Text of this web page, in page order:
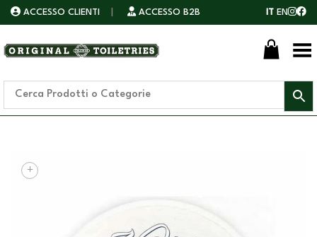
ACCESSO CLIENTI ACCESSO B2B IT EN
Toggle Menu
+